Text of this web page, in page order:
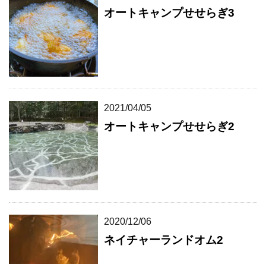
オートキャンプせせらぎ3
2021/04/05
オートキャンプせせらぎ2
2020/12/06
ネイチャーランドオム2